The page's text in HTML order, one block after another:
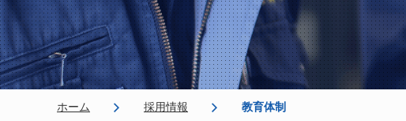
ホーム 採用情報 教育体制